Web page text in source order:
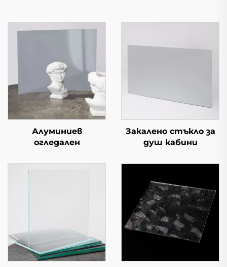
Алуминиев
огледален
Закалено стъкло за
душ кабини